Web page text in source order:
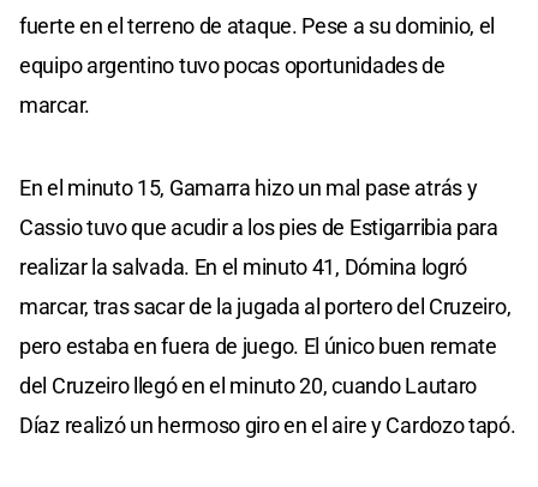
fuerte en el terreno de ataque. Pese a su dominio, el
equipo argentino tuvo pocas oportunidades de
marcar.
En el minuto 15, Gamarra hizo un mal pase atrás y
Cassio tuvo que acudir a los pies de Estigarribia para
realizar la salvada. En el minuto 41, Dómina logró
marcar, tras sacar de la jugada al portero del Cruzeiro,
pero estaba en fuera de juego. El único buen remate
del Cruzeiro llegó en el minuto 20, cuando Lautaro
Díaz realizó un hermoso giro en el aire y Cardozo tapó.